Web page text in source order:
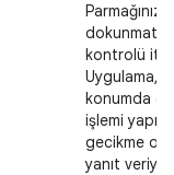
Parmağınızla
dokunmatik
kontrolü
Uygulama, o
konumda
işlemi
gecikme
yanıt